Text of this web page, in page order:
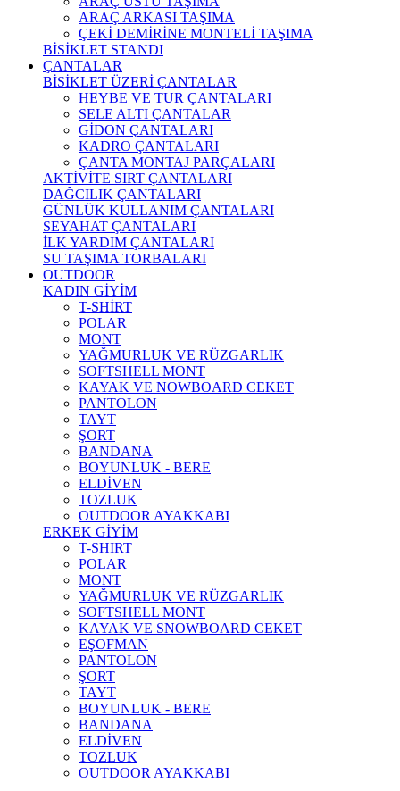
ARAÇ ARKASI TAŞIMA
ÇEKİ DEMİRİNE MONTELİ TAŞIMA
BİSİKLET STANDI
ÇANTALAR
BİSİKLET ÜZERİ ÇANTALAR
HEYBE VE TUR ÇANTALARI
SELE ALTI ÇANTALAR
GİDON ÇANTALARI
KADRO ÇANTALARI
ÇANTA MONTAJ PARÇALARI
AKTİVİTE SIRT ÇANTALARI
DAĞCILIK ÇANTALARI
GÜNLÜK KULLANIM ÇANTALARI
SEYAHAT ÇANTALARI
İLK YARDIM ÇANTALARI
SU TAŞIMA TORBALARI
OUTDOOR
KADIN GİYİM
T-SHİRT
POLAR
MONT
YAĞMURLUK VE RÜZGARLIK
SOFTSHELL MONT
KAYAK VE NOWBOARD CEKET
PANTOLON
TAYT
ŞORT
BANDANA
BOYUNLUK - BERE
ELDİVEN
TOZLUK
OUTDOOR AYAKKABI
ERKEK GİYİM
T-SHIRT
POLAR
MONT
YAĞMURLUK VE RÜZGARLIK
SOFTSHELL MONT
KAYAK VE SNOWBOARD CEKET
EŞOFMAN
PANTOLON
ŞORT
TAYT
BOYUNLUK - BERE
BANDANA
ELDİVEN
TOZLUK
OUTDOOR AYAKKABI